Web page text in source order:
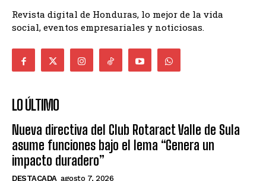
Revista digital de Honduras, lo mejor de la vida
social, eventos empresariales y noticiosas.
LO ÚLTIMO
Nueva directiva del Club Rotaract Valle de Sula
asume funciones bajo el lema “Genera un
impacto duradero”
DESTACADA agosto 7, 2026